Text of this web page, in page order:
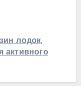
лодок,
активного